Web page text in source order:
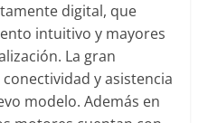
digital, que
intuitivo y mayores
La gran
y asistencia
modelo. Además en